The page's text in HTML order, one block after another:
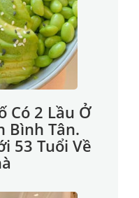
Có 2 Lầu Ở
Bình Tân.
53 Tuổi Về